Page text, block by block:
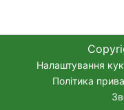
Налаштування
Політика